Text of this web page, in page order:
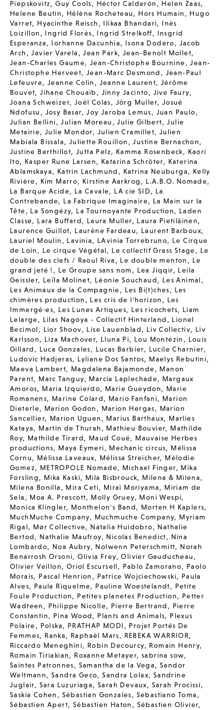
Piepskovitz,Guy Cools, Héctor Calderón , Helen Zaas,
Helene Beutin, Hélène Rocheteau, Hors Humain , Hugo
Varret, Hyacinthe Reisch , Ilikaa Bhandari, Inès
Loizillon , Ingrid Florès, Ingrid Strelkoff, Insgrid
Esperanza , Iorhanne Dacunhia, Isona Dodero, Jacob
Arch ,Javier Varela ,Jean Park, Jean-Benoît Mollet,
Jean-Charles Gaume,Jean-Christophe Bournine,Jean-
Christophe Herveet,Jean-Marc Desmond , Jean-Paul
Lefeuvre,Jeanne Colin , Jeanne Laurent,Jérôme
Bouvet,Jihane Chouaib , Jinny Jacinto, Jive Faury,
Joana Schweizer, Joël Colas, Jörg Muller, Josué
Ndofusu , Josy Basar,Joy Jaroba Lemus, Juan Paulo,
Julian Bellini,Julian Moreau ,Julie Gilbert,Julie
Metairie,Julie Mondor, Julien Cramillet, Julien
Mabiala Bissala, Juliette Rouillon ,Justine Bernachon,
Justine Berthillot,Jutta Pelz, Kamma Rosenbeck, Kaori
Ito, Kasper Rune Larsen, Katarina Schröter, Katerina
Ablamskaya, Katrin Lachmund , Katrina Neuburga, Kelly
Rivière, Kim Marro, Kirstine Aarkrog, L.A.B.O. Nomade,
La Barque Acide, La Cavale, LA cie SID, La
Contrebande, La Fabrique Imaginaire, La Main sur la
Tête, La Songézy, La Tournoyante Production, Laden
Classe, Lara Buffard, Laura Muller, Laura Pietiläinen,
Laurence Guillot, Laurène Fardeau, Laurent Barboux,
Lauriel Moulin , Lavinia, LAvinia Torrebruno, Le Cirque
de Loin , Le cirque Végétal, Le collectif Grass Stage, Le
double des clefs / Raoul Riva , Le double menton , Le
grand jeté ! , Le Groupe sans nom , Lea Jiqqir, Leila
Geissler, Leïla Molinet, Léonie Souchaud, Les Animal,
Les Animaux de la Compagnie, Les Bi(t)ches, Les
chimères production , Les cris de l'horizon , Les
Immergé·es, Les Lunes Artiques, Les ricochets, Liam
Lelarge, Lilas Nagoya - Collectif Hinterland , Lionel
Becimol, Lior Shoov, Lise Lauenblad, Liv Collectiv, Liv
Karlsson, Liza Machover, Lluna Pi, Lou Montézin , Louis
Gillard , Luca Gonzales, Lucas Barbier, Lucile Charnier,
Ludovic Hadjeras, Lyliane Dos Santos, Maelys Rebutini,
Maeva Lambert, Magdalena Bajamonde, Manon
Parent, Marc Tanguy, Marcia Laplechade, Margaux
Amoros, Maria Izquierdo, Marie Gueydon, Marie
Romanens, Marine Colard, Mario Fanfani, Marion
Dieterle, Marion Godon , Marion Hergas, Marion
Sancellier, Marion Uguen , Marius Barthaux, Marlies
Kataya, Martin de Thurah , Mathieu Bouvier, Mathilde
Roy, Mathilde Tirard, Maud Coué, Mauvaise Herbes
productions, Maya Eymeri, Mechanic circus, Mélissa
Cornu, Mélissa Laveaux, Mélissa Streicher, Mélodie
Gomez, METROPOLE Nomade, Michael Finger, Mika
Forsling, Mika Kaski, Mila Bisbrouck, Milena & Milena,
Milena Bonilla , Mira Ceti, Miraï Moriyama, Miriam de
Sela , Moa A. Prescott, Molly Gruey, Moni Wespi,
Monica Klingler, Monthelon's Band, Morten H Kaplers,
MuchMuche Company, Muchmuche Company, Myriam
Rigal, Mør Collective,Natalia Huidobro,Nathalie
Bertod,Nathalie Maufroy,Nicolas Benedict, Nina
Lombardo,Noa Aubry,Nolwenn Peterschmitt,Norah
Benarrosh Orsoni,Olivia Frey,Olivier Gauducheau ,
Olivier Veillon, Oriol Escursell, Pablo Zamorano, Paolo
Morais, Pascal Henrion , Patrice Wojciechowski, Paula
Alves, Paula Riquelme, Pauline Woestelandt, Petite
Foule Production, Petites planetes Production, Petter
Wadteen , Philippe Nicolle, Pierre Bertrand , Pierre
Constantin, Pina Wood, Plants and Animals, Plexus
Polaire, Polska, PRATHAP MODI , Projet Portés De
Femmes, Ranka, Raphaël Mars, REBEKA WARRIOR,
Riccardo Meneghini, Robin Decourcy, Romain Henry,
Romain Tiriakian, Roxanne Metayer,sabrina sow,
Saintes Patronnes, Samantha de la Vega,Sandor
Weltmann,Sandra Geco,Sandra Lolax, Sandrine
Juglair, Sara Luzuriaga,Sarah Devaux, Sarah Procissi,
Saskia Cohen , Sébastian Gonzales, Sebastiano Toma ,
Sébastien Apert, Sébastien Haton , Sébastien Olivier,